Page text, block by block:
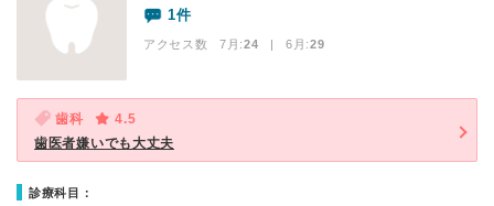
1件
アクセス数 7月:24 | 6月:29
歯科
4.5
歯医者嫌いでも大丈夫
診療科目：